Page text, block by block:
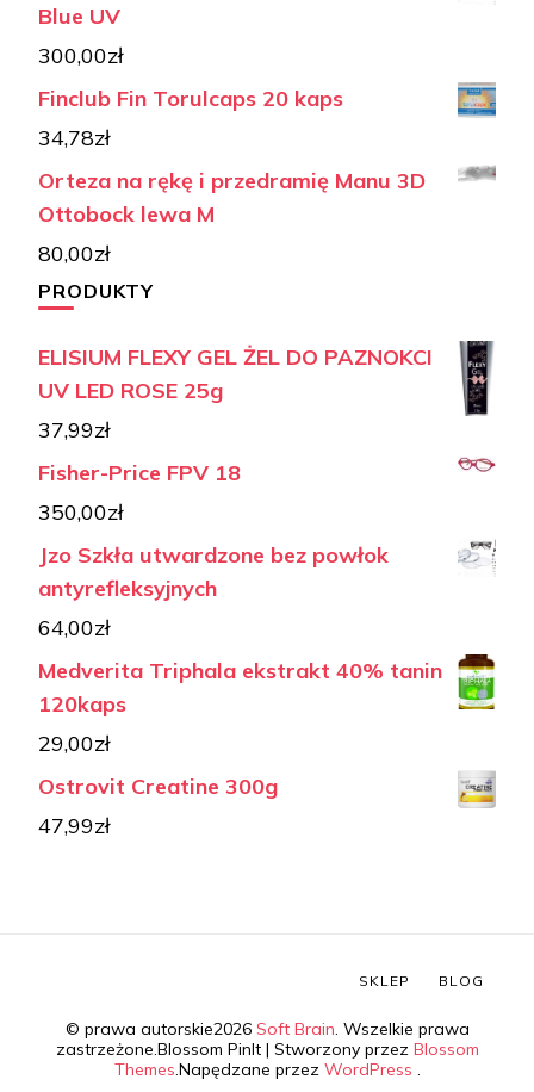
Blue UV
300,00zł
Finclub Fin Torulcaps 20 kaps
34,78zł
Orteza na rękę i przedramię Manu 3D
Ottobock lewa M
80,00zł
PRODUKTY
ELISIUM FLEXY GEL ŻEL DO PAZNOKCI
UV LED ROSE 25g
37,99zł
Fisher-Price FPV 18
350,00zł
Jzo Szkła utwardzone bez powłok
antyrefleksyjnych
64,00zł
Medverita Triphala ekstrakt 40% tanin
120kaps
29,00zł
Ostrovit Creatine 300g
47,99zł
© prawa autorskie2026 Soft Brain . Wszelkie prawa
zastrzeżone. Blossom PinIt | Stworzony przez Blossom
Themes .Napędzane przez WordPress
SKLEP BLOG